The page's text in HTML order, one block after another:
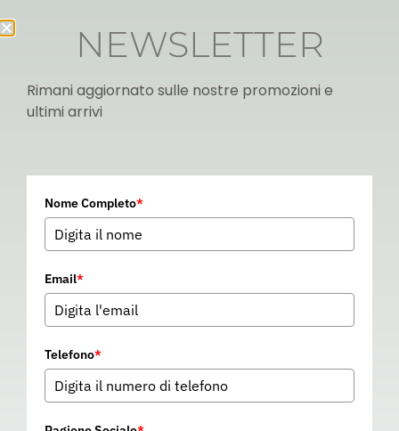
NEWSLETTER
Rimani aggiornato sulle nostre promozioni e
ultimi arrivi
Nome Completo*
Email*
Telefono*